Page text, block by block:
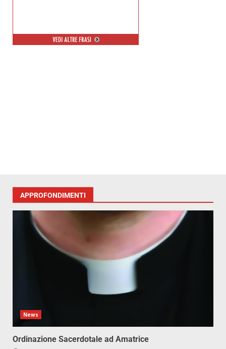
APPROFONDIMENTI
News
Ordinazione Sacerdotale ad Amatrice